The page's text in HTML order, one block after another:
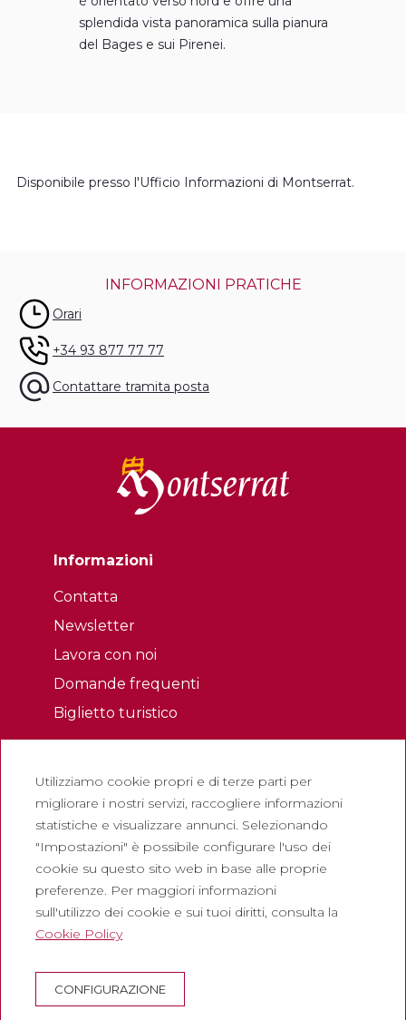
splendida vista panoramica sulla pianura
del Bages e sui Pirenei.
Disponibile presso l'Ufficio Informazioni di Montserrat.
INFORMAZIONI PRATICHE
Orari
+34 93 877 77 77
Contattare tramita posta
Informazioni
Contatta
Newsletter
Lavora con noi
Domande frequenti
Biglietto turistico
Politica sulla riservatezza
Politica sui cookie
Politica dei Social Network
Canale di segnalazione
Società
Abadia de Montserrat
Escolania de Montserrat
Utilizziamo cookie propri e di terze parti per
migliorare i nostri servizi, raccogliere informazioni
statistiche e visualizzare annunci. Selezionando
"Impostazioni" è possibile configurare l'uso dei
cookie su questo sito web in base alle proprie
preferenze. Per maggiori informazioni
sull'utilizzo dei cookie e sui tuoi diritti, consulta la
Cookie Policy
CONFIGURAZIONE